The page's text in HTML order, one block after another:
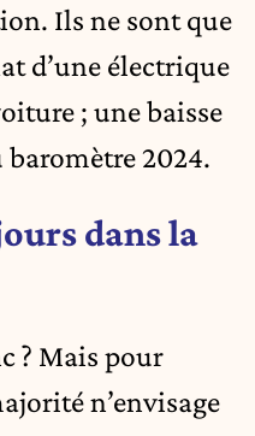
Ils ne sont que
d’une électrique
; une baisse
baromètre 2024.
dans la
? Mais pour
n’envisage